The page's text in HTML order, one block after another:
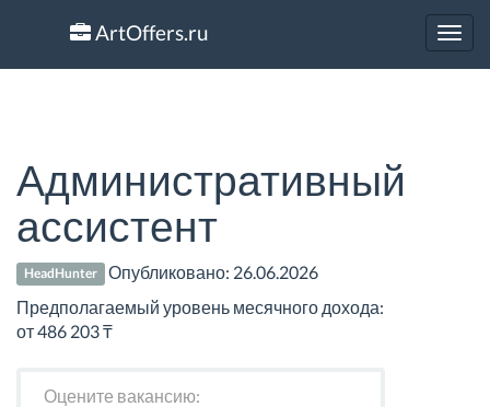
ArtOffers.ru
Административный
ассистент
HeadHunter Опубликовано: 26.06.2026
Предполагаемый уровень месячного дохода:
от 486 203 ₸
Оцените вакансию: